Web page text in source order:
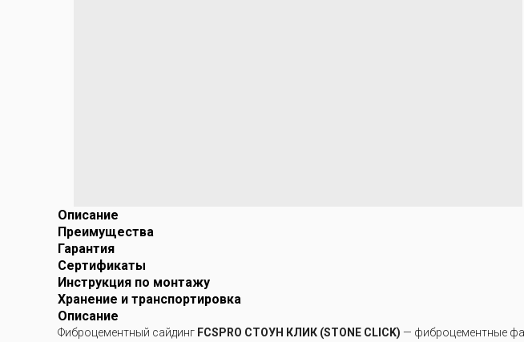
Описание
Преимущества
Гарантия
Сертификаты
Инструкция по монтажу
Хранение и транспортировка
Описание
Фиброцементный сайдинг FCSPRO СТОУН КЛИК (STONE CLICK) — фиброцементные